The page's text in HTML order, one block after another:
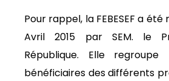
Pour rappel, la FEBESEF a
Avril 2015 par SEM. le
République. Elle regroupe
bénéficiaires des différents